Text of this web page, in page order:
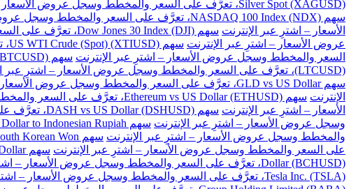
Silver Spot (XAGUSD)، تعرَّف على السعر والمخطط وسجل عروض الأسعار – اشترِ عبر الإنترنت
سهم NASDAQ 100 Index (NDX)، تعرَّف على السعر والمخطط وسجل عروض الأسعار – اشترِ عبر الإنترنت
الأسعار – اشترِ عبر الإنترنت سهم Dow Jones 30 Index (DJI)، تعرَّف على السعر والمخطط وسجل عروض الأسعار – اشترِ عبر الإنترنت
عروض الأسعار – اشترِ عبر الإنترنت سهم US WTI Crude (Spot) (XTIUSD)، تعرَّف على السعر والمخطط وسجل عروض الأسعار – اشترِ عبر الإنترنت
السعر والمخطط وسجل عروض الأسعار – اشترِ عبر الإنترنت سهم BitCoin vs US Dollar (BTCUSD)، تعرَّف على السعر والمخطط وسجل عروض الأسعار – اشترِ عبر الإنترنت
(LTCUSD)، تعرَّف على السعر والمخطط وسجل عروض الأسعار – اشترِ عبر الإنترنت
سهم GLD vs US Dollar، تعرَّف على السعر والمخطط وسجل عروض الأسعار – اشترِ عبر الإنترنت
الإنترنت سهم Ethereum vs US Dollar (ETHUSD)، تعرَّف على السعر والمخطط وسجل عروض الأسعار – اشترِ عبر الإنترنت
الأسعار – اشترِ عبر الإنترنت سهم DASH vs US Dollar (DSHUSD)، تعرَّف على السعر والمخطط وسجل عروض الأسعار – اشترِ عبر الإنترنت
وسجل عروض الأسعار – اشترِ عبر الإنترنت سهم US Dollar to Indonesian Rupiah، تعرَّف على السعر والمخطط وسجل عروض الأسعار – اشترِ عبر الإنترنت
والمخطط وسجل عروض الأسعار – اشترِ عبر الإنترنت سهم US Dollar to South Korean Won، تعرَّف على السعر والمخطط وسجل عروض الأسعار – اشترِ عبر الإنترنت
على السعر والمخطط وسجل عروض الأسعار – اشترِ عبر الإنترنت سهم US Dollar to Taiwan New Dollar، تعرَّف على السعر والمخطط وسجل عروض الأسعار – اشترِ عبر الإنترنت
Dollar (BCHUSD)، تعرَّف على السعر والمخطط وسجل عروض الأسعار – اشترِ عبر الإنترنت
Tesla Inc. (TSLA)، تعرَّف على السعر والمخطط وسجل عروض الأسعار – اشترِ عبر الإنترنت